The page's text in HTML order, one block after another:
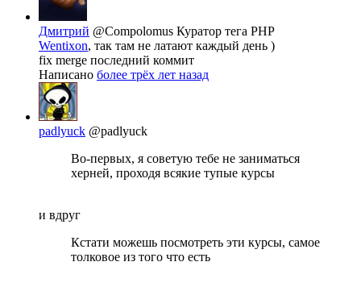
Дмитрий @Compolomus Куратор тега PHP
Wentixon, так там не латают каждый день )
fix merge последний коммит
Написано более трёх лет назад
padlyuck @padlyuck
Во-первых, я советую тебе не заниматься
херней, проходя всякие тупые курсы
и вдруг
Кстати можешь посмотреть эти курсы, самое
толковое из того что есть